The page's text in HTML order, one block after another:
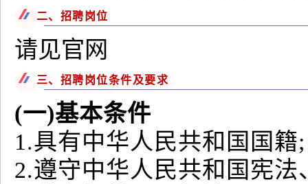
二、招聘岗位
请见官网
三、招聘岗位条件及要求
(一)基本条件
1.具有中华人民共和国国籍;
2.遵守中华人民共和国宪法